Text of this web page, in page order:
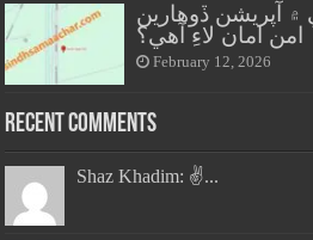
ڏوهارين
امان لاءِ آهي؟
February 12, 2026
Recent Comments
Shaz Khadim: ✌️...